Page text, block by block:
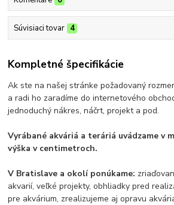
Súvisiaci tovar 4
Kompletné špecifikácie
Ak ste na našej stránke požadovaný
a radi ho zaradíme do internetového
jednoduchý nákres, náčrt, projekt a pod.
Vyrábané akváriá a teráriá uvádzame v
výška v centimetroch.
V Bratislave a okolí ponúkame:
akvarií, veľké projekty, obhliadky pred
pre akvárium, zrealizujeme aj opravu